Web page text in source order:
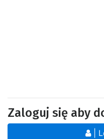
Zaloguj się aby
|